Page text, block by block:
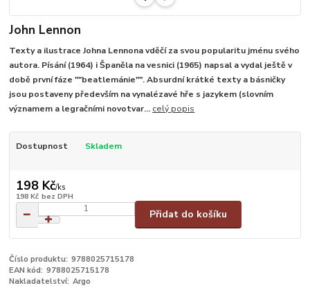
John Lennon
Texty a ilustrace Johna Lennona vděčí za svou popularitu jménu svého
autora. Písání (1964) i Španěla na vesnici (1965) napsal a vydal ještě v
době první fáze ""beatlemánie"". Absurdní krátké texty a básničky
jsou postaveny především na vynalézavé hře s jazykem (slovním
významem a legračními novotvar... celý popis
Dostupnost Skladem
198 Kč/ks
198 Kč bez DPH
Přidat do košíku
Číslo produktu: 9788025715178
EAN kód: 9788025715178
Nakladatelství: Argo